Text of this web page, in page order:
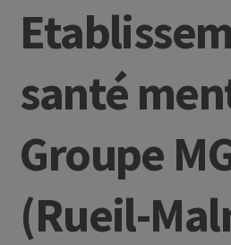
santé
Groupe
(Rueil-